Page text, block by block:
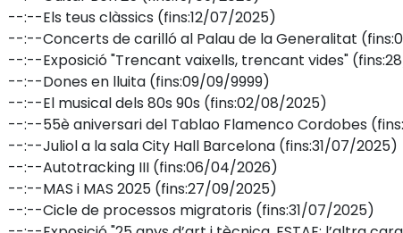
--:--Els teus clàssics (fins:12/07/2025)
--:--Concerts de carilló al Palau de la Generalitat
--:--Exposició "Trencant vaixells, trencant vides"
--:--Dones en lluita (fins:09/09/9999)
--:--El musical dels 80s 90s (fins:02/08/2025)
--:--55è aniversari del Tablao Flamenco Cordobes
--:--Juliol a la sala City Hall Barcelona (fins:31/07/2025)
--:--Autotracking III (fins:06/04/2026)
--:--MAS i MAS 2025 (fins:27/09/2025)
--:--Cicle de processos migratoris (fins:31/07/2025)